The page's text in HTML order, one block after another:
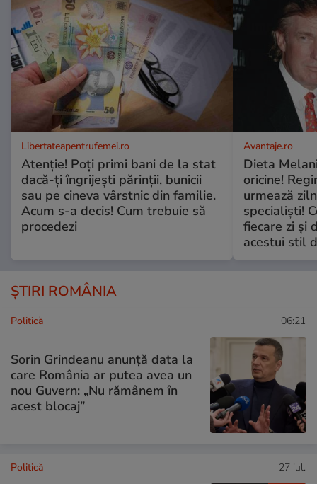
Libertateapentrufemei.ro
Atenție! Poți primi bani de la stat
dacă-ți îngrijești părinții, bunicii
sau pe cineva vârstnic din familie.
Acum s-a decis! Cum trebuie să
procedezi
Avantaje.ro
Dieta
oricine!
urmează
specialiști!
fiecare zi și
acestui stil
ȘTIRI ROMÂNIA
Politică 06:21
Sorin Grindeanu anunță data la
care România ar putea avea un
nou Guvern: „Nu rămânem în
acest blocaj”
Politică 27 iul.